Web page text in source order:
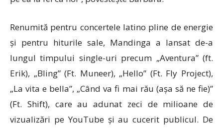
Renumită pentru concertele latino pline de energie
și pentru hiturile sale, Mandinga a lansat de-a
lungul timpului single-uri precum „Aventura” (ft.
Erik), „Bling” (Ft. Muneer), „Hello” (Ft. Fly Project),
„La vita e bella”, „Când va fi mai rău (așa să ne fie)”
(Ft. Shift), care au adunat zeci de milioane de
vizualizări pe YouTube și au cucerit publicul. De